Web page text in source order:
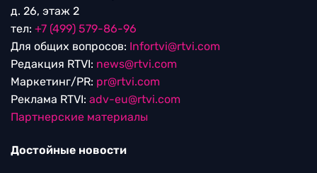
д. 26, этаж 2
тел: +7 (499) 579-86-96
Для общих вопросов: Infortvi@rtvi.com
Редакция RTVI: news@rtvi.com
Маркетинг/PR: pr@rtvi.com
Реклама RTVI: adv-eu@rtvi.com
Партнерские материалы
Достойные новости